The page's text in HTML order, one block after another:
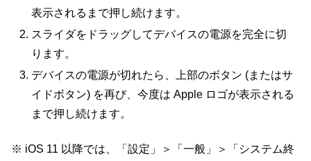
表示されるまで押し続けます。
スライダをドラッグしてデバイスの電源を完全に切
ります。
デバイスの電源が切れたら、上部のボタン (またはサ
イドボタン) を再び、今度は Apple ロゴが表示される
まで押し続けます。
※ iOS 11 以降では、「設定」＞「一般」＞「システム終